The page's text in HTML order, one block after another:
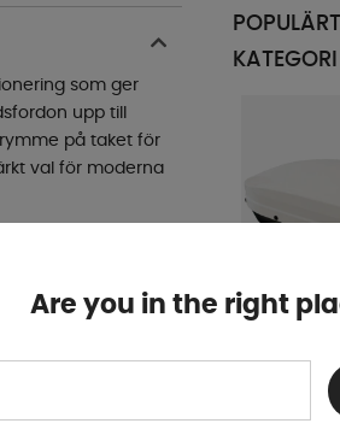
som ger
upp till
på taket för
val för moderna
under varma
komfort under
620 W i kylläge
för enkel
KATEGORI
Isabella AC
Isacool 2400
Finns i
Are you in the right